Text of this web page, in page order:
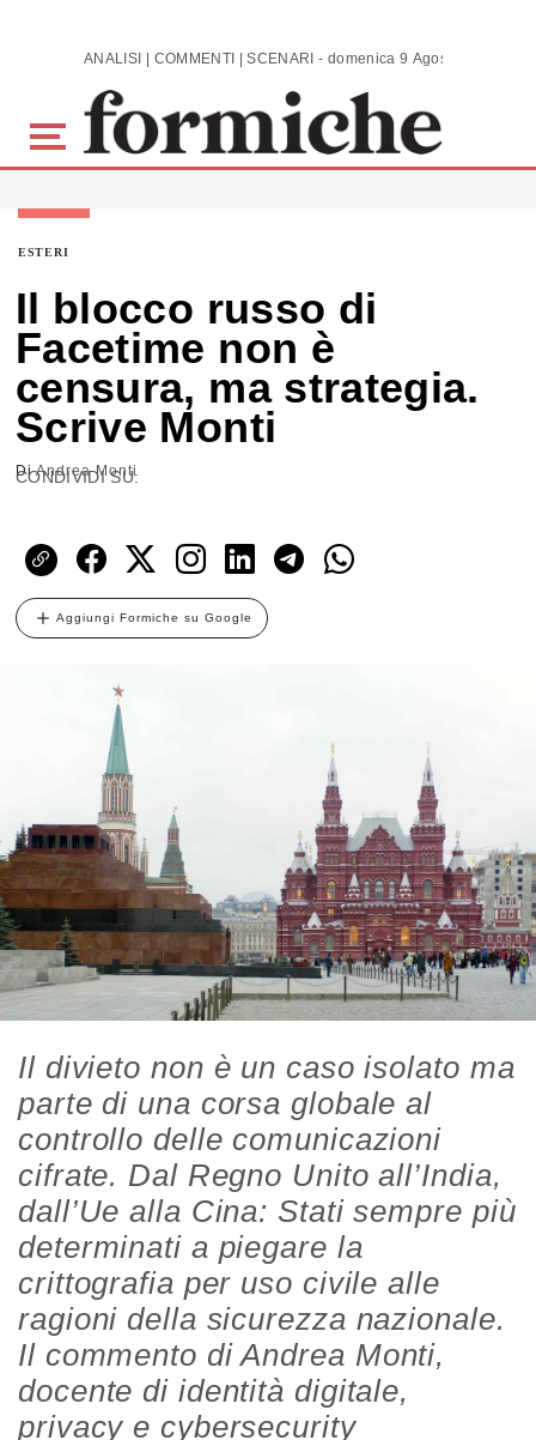
Skip to main content ANALISI | COMMENTI | SCENARI - domenica 9 Agosto 2026
ESTERI
Il blocco russo di
Facetime non è
censura, ma strategia.
Scrive Monti
DiAndrea Monti
CONDIVIDI SU:
Aggiungi Formiche su Google
Il divieto non è un caso isolato ma
parte di una corsa globale al
controllo delle comunicazioni
cifrate. Dal Regno Unito all’India,
dall’Ue alla Cina: Stati sempre più
determinati a piegare la
crittografia per uso civile alle
ragioni della sicurezza nazionale.
Il commento di Andrea Monti,
docente di identità digitale,
privacy e cybersecurity